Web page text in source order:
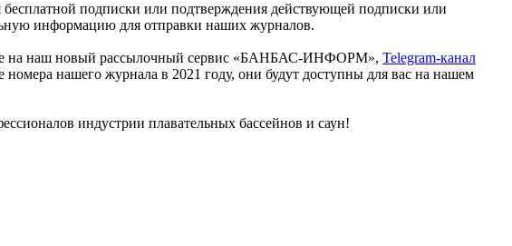
подписки или подтверждения действующей подписки или
информацию для отправки наших журналов.
наш новый рассылочный сервис «БАНБАС-ИНФОРМ», Telegram-канал
нашего журнала в 2021 году, они будут доступны для вас на нашем
индустрии плавательных бассейнов и саун!